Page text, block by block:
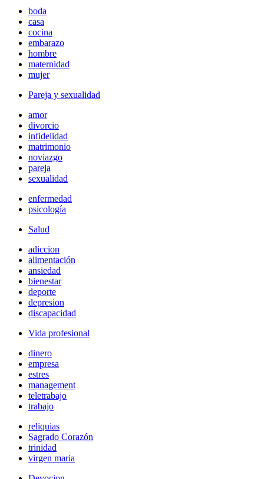
boda
casa
cocina
embarazo
hombre
maternidad
mujer
Pareja y sexualidad
amor
divorcio
infidelidad
matrimonio
noviazgo
pareja
sexualidad
enfermedad
psicología
Salud
adiccion
alimentación
ansiedad
bienestar
deporte
depresion
discapacidad
Vida profesional
dinero
empresa
estres
management
teletrabajo
trabajo
reliquias
Sagrado Corazón
trinidad
virgen maria